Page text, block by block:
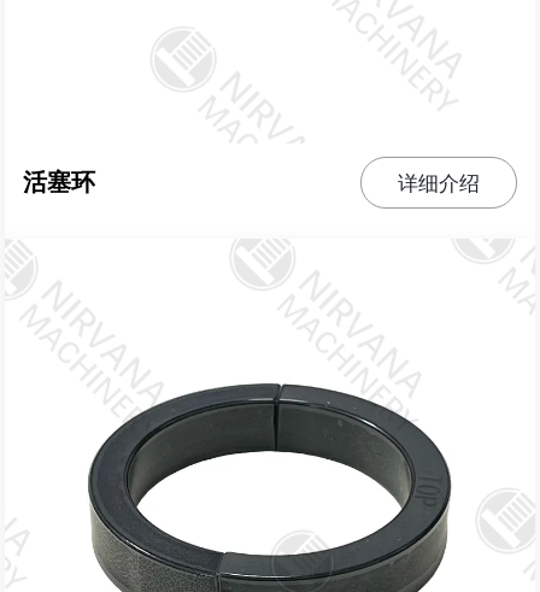
活塞环 详细介绍